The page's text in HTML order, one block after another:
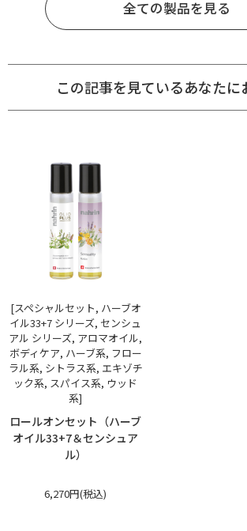
全ての製品を見る
この記事を見ているあなたに
[スペシャルセット, ハーブオ
イル33+7 シリーズ, センシュ
アル シリーズ, アロマオイル,
ボディケア, ハーブ系, フロー
ラル系, シトラス系, エキゾチ
ック系, スパイス系, ウッド
系]
ロールオンセット（ハーブ
オイル33+7＆センシュア
ル）
6,270円(税込)